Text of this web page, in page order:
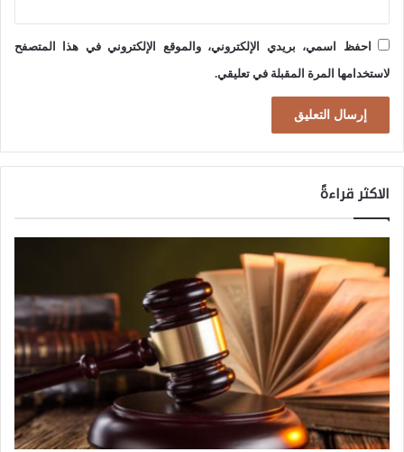
احفظ اسمي، بريدي الإلكتروني، والموقع الإلكتروني في هذا المتصفح
لاستخدامها المرة المقبلة في تعليقي.
الاكثر قراءةً